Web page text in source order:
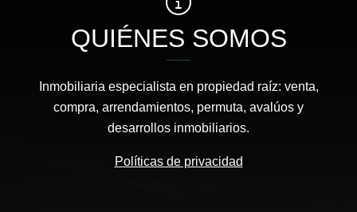
QUIÉNES SOMOS
Inmobiliaria especialista en propiedad raíz: venta,
compra, arrendamientos, permuta, avalúos y
desarrollos inmobiliarios.
Políticas de privacidad